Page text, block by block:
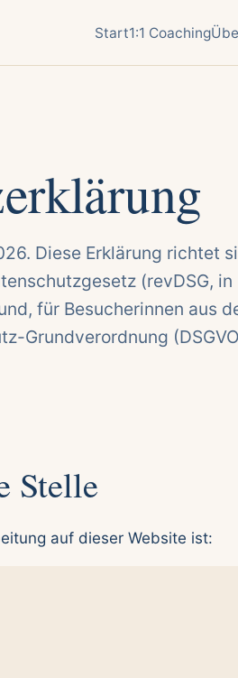
Start1:1 Coaching
Diese Erklärung richtet
(revDSG, in
für Besucherinnen aus
Grundverordnung
Stelle
auf dieser Website ist: